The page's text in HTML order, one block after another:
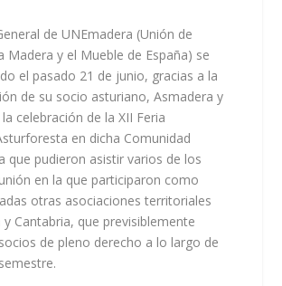
de UNEmadera (Unión de
Madera y el Mueble de España) se
el pasado 21 de junio, gracias a la
de su socio asturiano, Asmadera y
celebración de la XII Feria
en dicha Comunidad
que pudieron asistir varios de los
en la que participaron como
otras asociaciones territoriales
Cantabria, que previsiblemente
de pleno derecho a lo largo de